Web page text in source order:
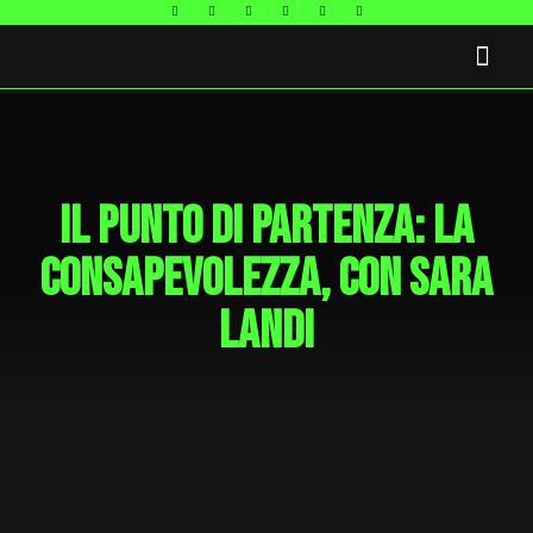
Il punto di partenza: la
consapevolezza, con Sara
Landi